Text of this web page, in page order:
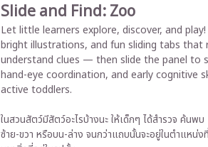
Slide and Find: Zoo
Let little learners explore, discover, and
bright illustrations, and fun sliding tabs that
understand clues — then slide the panel to
hand-eye coordination, and early cognitive
active toddlers.
ในสวนสัตว์มีสัตว์อะไรบ้างนะ ให้เด็กๆ ได้สำรวจ ค้น
ซ้าย-ขวา หรือบน-ล่าง จนกว่าแถบนั้นจะอยู่ในตำแหน่